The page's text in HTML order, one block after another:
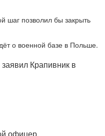
шаг позволил бы закрыть
о военной базе в Польше.
Крапивник в
офицер.